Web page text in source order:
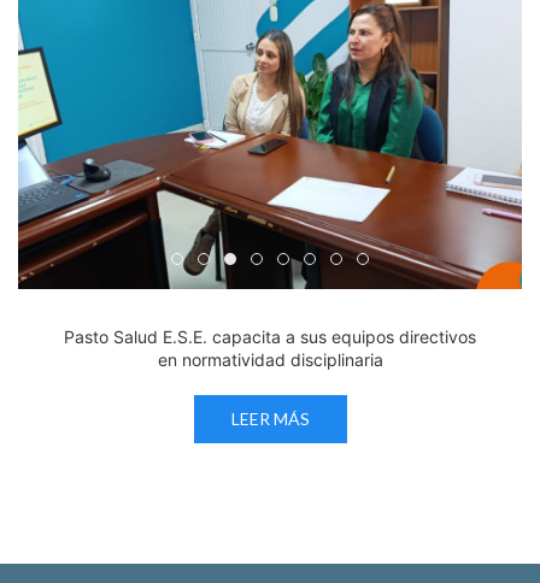
Edicto Emplazatorio a los Afiliados en el Régimen
Pasto Salud ESE lidera gestión institucional
Pasto Salud E.S.E. capacita a sus equipos
Último día para inscripciones en
Viceministro garantiza
Mil pesos que salvan vidas:
Cápsula 18-26 - Reporte
Cápsula 17-26 -
Pasto Salud E.S.E. capacita a sus equipos directivos
en normatividad disciplinaria
LEER MÁS